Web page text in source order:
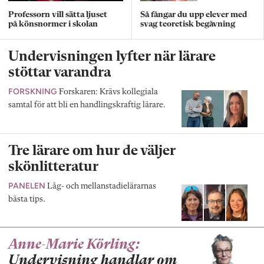
Professorn vill sätta ljuset
på könsnormer i skolan
Så fångar du upp elever med
svag teoretisk begåvning
Undervisningen lyfter när lärare
stöttar varandra
FORSKNING Forskaren: Krävs kollegiala
samtal för att bli en handlingskraftig lärare.
Tre lärare om hur de väljer
skönlitteratur
PANELEN Låg- och mellanstadielärarnas
bästa tips.
Anne-Marie Körling:
Undervisning handlar om